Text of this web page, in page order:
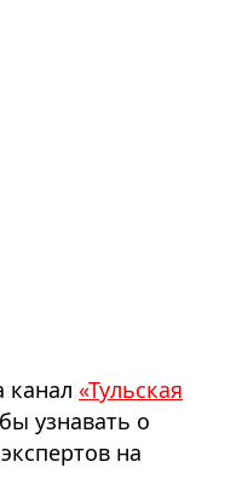
канал «Тульская
узнавать о
на